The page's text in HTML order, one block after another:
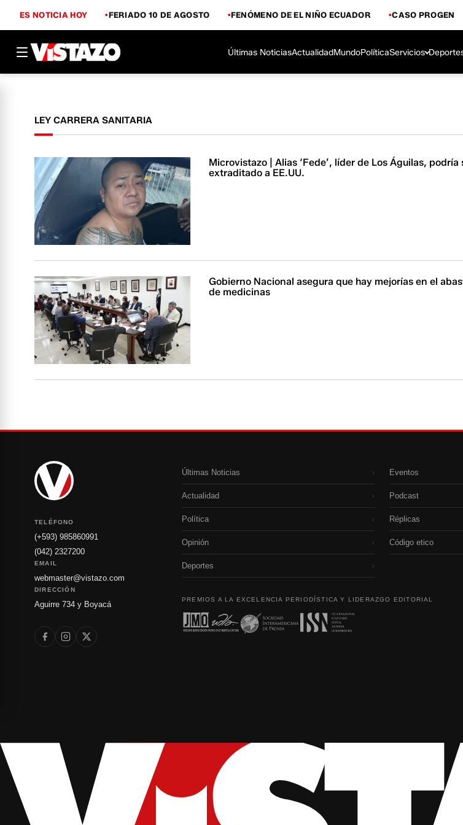
ES NOTICIA HOY FERIADO 10 DE AGOSTO FENÓMENO DE EL NIÑO ECUADOR CASO PROGEN
Últimas NoticiasActualidadMundoPolíticaServicios
LEY CARRERA SANITARIA
Microvistazo | Alias ‘Fede’, líder de Los Águilas, podría
extraditado a EE.UU.
Gobierno Nacional asegura que hay mejorías en el
de medicinas
TELÉFONO
(+593) 985860991
(042) 2327200
EMAIL
webmaster@vistazo.com
DIRECCIÓN
Aguirre 734 y Boyacá
Últimas Noticias ›
Actualidad ›
Política ›
Opinión ›
Deportes ›
Eventos
Podcast
Réplicas
Código etico
PREMIOS A LA EXCELENCIA PERIODÍSTICA Y LIDERAZGO EDITORIAL